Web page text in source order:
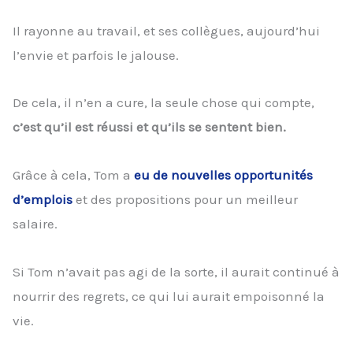
Il rayonne au travail, et ses collègues, aujourd’hui
l’envie et parfois le jalouse.
De cela, il n’en a cure, la seule chose qui compte,
c’est qu’il est réussi et qu’ils se sentent bien.
Grâce à cela, Tom a eu de nouvelles opportunités
d’emplois et des propositions pour un meilleur
salaire.
Si Tom n’avait pas agi de la sorte, il aurait continué à
nourrir des regrets, ce qui lui aurait empoisonné la
vie.